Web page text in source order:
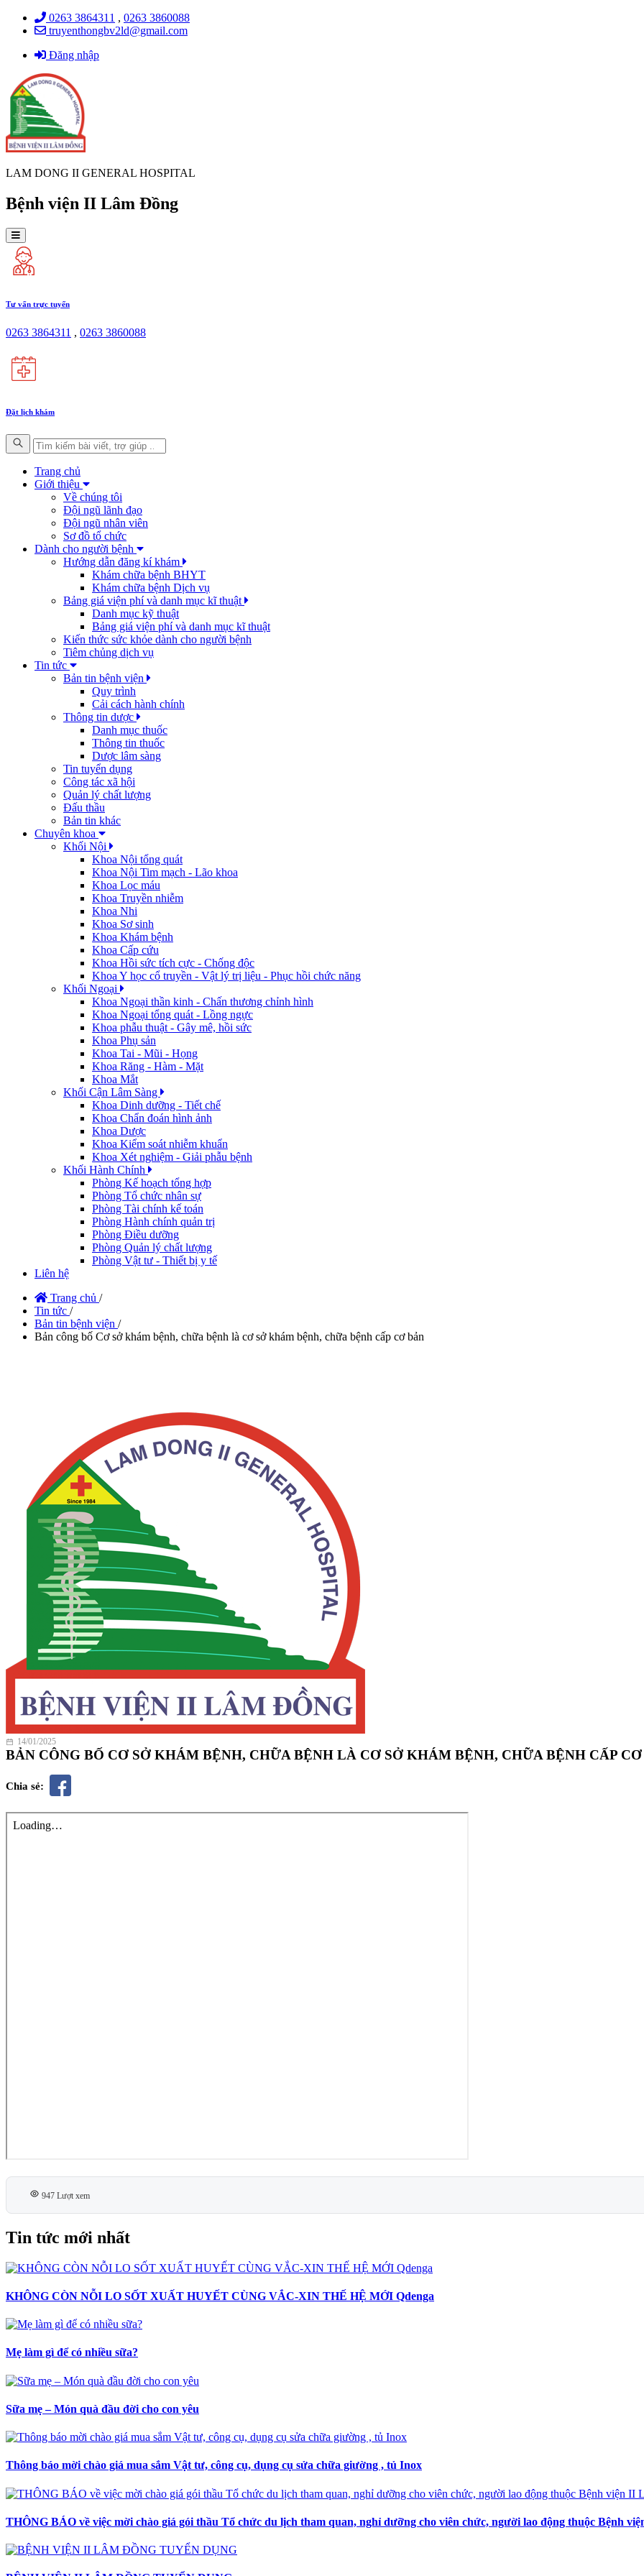
0263 3864311 , 0263 3860088
truyenthongbv2ld@gmail.com
Đăng nhập
LAM DONG II GENERAL HOSPITAL
Bệnh viện II Lâm Đồng
Tư vấn trực tuyến
0263 3864311 , 0263 3860088
Đặt lịch khám
Trang chủ
Giới thiệu
Về chúng tôi
Đội ngũ lãnh đạo
Đội ngũ nhân viên
Sơ đồ tổ chức
Dành cho người bệnh
Hướng dẫn đăng kí khám
Khám chữa bệnh BHYT
Khám chữa bệnh Dịch vụ
Bảng giá viện phí và danh mục kĩ thuật
Danh mục kỹ thuật
Bảng giá viện phí và danh mục kĩ thuật
Kiến thức sức khỏe dành cho người bệnh
Tiêm chủng dịch vụ
Tin tức
Bản tin bệnh viện
Quy trình
Cải cách hành chính
Thông tin dược
Danh mục thuốc
Thông tin thuốc
Dược lâm sàng
Tin tuyển dụng
Công tác xã hội
Quản lý chất lượng
Đấu thầu
Bản tin khác
Chuyên khoa
Khối Nội
Khoa Nội tổng quát
Khoa Nội Tim mạch - Lão khoa
Khoa Lọc máu
Khoa Truyền nhiễm
Khoa Nhi
Khoa Sơ sinh
Khoa Khám bệnh
Khoa Cấp cứu
Khoa Hồi sức tích cực - Chống độc
Khoa Y học cổ truyền - Vật lý trị liệu - Phục hồi chức năng
Khối Ngoại
Khoa Ngoại thần kinh - Chấn thương chỉnh hình
Khoa Ngoại tổng quát - Lồng ngực
Khoa phẫu thuật - Gây mê, hồi sức
Khoa Phụ sản
Khoa Tai - Mũi - Họng
Khoa Răng - Hàm - Mặt
Khoa Mắt
Khối Cận Lâm Sàng
Khoa Dinh dưỡng - Tiết chế
Khoa Chẩn đoán hình ảnh
Khoa Dược
Khoa Kiểm soát nhiễm khuẩn
Khoa Xét nghiệm - Giải phẫu bệnh
Khối Hành Chính
Phòng Kế hoạch tổng hợp
Phòng Tổ chức nhân sự
Phòng Tài chính kế toán
Phòng Hành chính quản trị
Phòng Điều dưỡng
Phòng Quản lý chất lượng
Phòng Vật tư - Thiết bị y tế
Liên hệ
Trang chủ /
Tin tức /
Bản tin bệnh viện /
Bản công bố Cơ sở khám bệnh, chữa bệnh là cơ sở khám bệnh, chữa bệnh cấp cơ bản
14/01/2025
BẢN CÔNG BỐ CƠ SỞ KHÁM BỆNH, CHỮA BỆNH LÀ CƠ SỞ KHÁM BỆNH, CHỮA BỆNH CẤP
Chia sẻ:
947 Lượt xem
Tin tức mới nhất
KHÔNG CÒN NỖI LO SỐT XUẤT HUYẾT CÙNG VẮC-XIN THẾ HỆ MỚI Qdenga
Mẹ làm gì để có nhiều sữa?
Sữa mẹ – Món quà đầu đời cho con yêu
Thông báo mời chào giá mua sắm Vật tư, công cụ, dụng cụ sửa chữa giường , tủ Inox
THÔNG BÁO về việc mời chào giá gói thầu Tổ chức du lịch tham quan, nghỉ dưỡng cho viên chức, người lao động thuộc Bệnh